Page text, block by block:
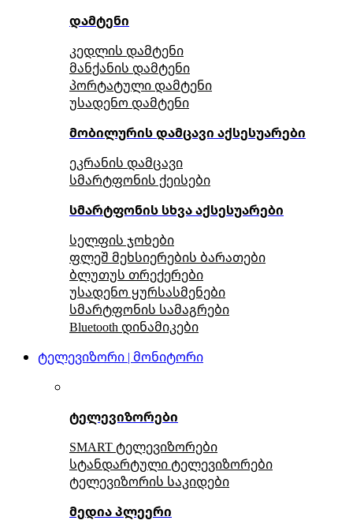
დამტენი
კედლის დამტენი
მანქანის დამტენი
პორტატული დამტენი
უსადენო დამტენი
მობილურის დამცავი აქსესუარები
ეკრანის დამცავი
სმარტფონის ქეისები
სმარტფონის სხვა აქსესუარები
სელფის ჯოხები
ფლეშ მეხსიერების ბარათები
ბლუთუს თრექერები
უსადენო ყურსასმენები
სმარტფონის სამაგრები
Bluetooth დინამიკები
ტელევიზორი | მონიტორი
ტელევიზორები
SMART ტელევიზორები
სტანდარტული ტელევიზორები
ტელევიზორის საკიდები
მედია პლეერი